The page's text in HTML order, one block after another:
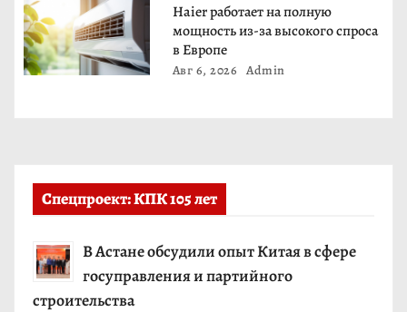
Haier работает на полную
мощность из-за высокого спроса
в Европе
Авг 6, 2026 Admin
Спецпроект: КПК 105 лет
В Астане обсудили опыт Китая в сфере
госуправления и партийного
строительства